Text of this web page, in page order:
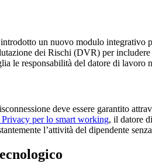
un nuovo modulo integrativo
dei Rischi (DVR) per
le responsabilità del datore di
deve essere garantito
per lo smart working, il datore
l’attività del dipendente